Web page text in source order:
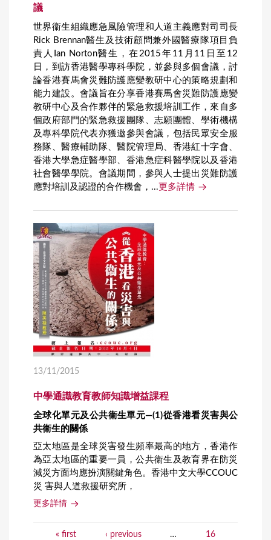
議
世界衞生組織應急風險管理和人道主義應對司司長
Rick Brennan醫生及技術顧問兼外國醫療隊項目負
責人Ian Norton醫生，在2015年11月11日至12
日，到訪香港醫學專科學院，並參與多個會議，討
論香港賽馬會災難防護應變教研中心的策略規劃和
能力建設。會議旨在分享香港賽馬會災難防護應變
教研中心及合作夥伴的緊急救援培訓工作，來自多
個政府部門的緊急救援團隊、志願團體、學術機構
及專科學院代表亦獲邀參與會議，包括民眾安全服
務隊、醫療輔助隊、醫院管理局、香港紅十字會、
香港大學急症醫學部、香港急症科醫學院以及香港
社會醫學學院。會議期間，參與人士提出災難防護
應對培訓及認證的合作機會，...更多詳情
13/11/2015
中學通識教育教師知識增益課程
全球化單元及公共衞生單元—(1)從香港看災害與公
共衞生的關係
亞太地區是全球災害發生頻率最高的地方，香港作
為亞太地區的重要一員，公共衞生及教育界在防災
減災方面均應扮演關鍵角色。香港中文大學CCOUC
災 害與人道救援研究所，
更多詳情
« first ‹ previous …
16